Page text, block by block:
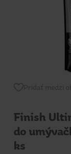
Finish
do
ks